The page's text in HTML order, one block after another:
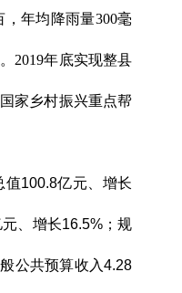
，年均降雨量300毫
2019年底实现整县
家乡村振兴重点帮
值100.8亿元、增长
、增长16.5%； 规
公共预算收入4.28